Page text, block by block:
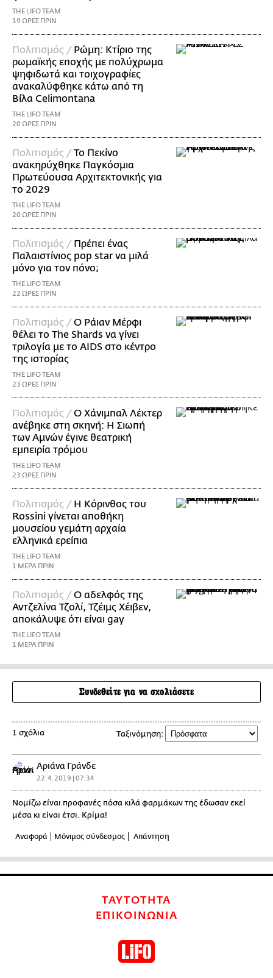
THE LIFO TEAM
19 ΩΡΕΣ ΠΡΙΝ
Πολιτισμός / Ρώμη: Κτίριο της
ρωμαϊκής εποχής με πολύχρωμα
ψηφιδωτά και τοιχογραφίες
ανακαλύφθηκε κάτω από τη
Βίλα Celimontana
THE LIFO TEAM
20 ΩΡΕΣ ΠΡΙΝ
Πολιτισμός / Το Πεκίνο
ανακηρύχθηκε Παγκόσμια
Πρωτεύουσα Αρχιτεκτονικής για
το 2029
THE LIFO TEAM
20 ΩΡΕΣ ΠΡΙΝ
Πολιτισμός / Πρέπει ένας
Παλαιστίνιος pop star να μιλά
μόνο για τον πόνο;
THE LIFO TEAM
22 ΩΡΕΣ ΠΡΙΝ
Πολιτισμός / Ο Ράιαν Μέρφι
θέλει το The Shards να γίνει
τριλογία με το AIDS στο κέντρο
της ιστορίας
THE LIFO TEAM
23 ΩΡΕΣ ΠΡΙΝ
Πολιτισμός / Ο Χάνιμπαλ Λέκτερ
ανέβηκε στη σκηνή: Η Σιωπή
των Αμνών έγινε θεατρική
εμπειρία τρόμου
THE LIFO TEAM
23 ΩΡΕΣ ΠΡΙΝ
Πολιτισμός / Η Κόρινθος του
Rossini γίνεται αποθήκη
μουσείου γεμάτη αρχαία
ελληνικά ερείπια
THE LIFO TEAM
1 ΜΕΡΑ ΠΡΙΝ
Πολιτισμός / Ο αδελφός της
Αντζελίνα Τζολί, Τζέιμς Χέιβεν,
αποκάλυψε ότι είναι gay
THE LIFO TEAM
1 ΜΕΡΑ ΠΡΙΝ
Συνδεθείτε για να σχολιάσετε
1 σχόλια Ταξινόμηση:
Αριάνα Γράνδε
22.4.2019 | 07:34
Νομίζω είναι προφανές πόσα κιλά φαρμάκων της έδωσαν εκεί
μέσα κι είναι έτσι. Κρίμα!
Αναφορά Μόνιμος σύνδεσμος Απάντηση
ΤΑΥΤΟΤΗΤΑ
ΕΠΙΚΟΙΝΩΝΙΑ